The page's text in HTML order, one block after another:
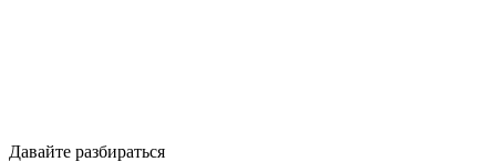
Давайте разбираться